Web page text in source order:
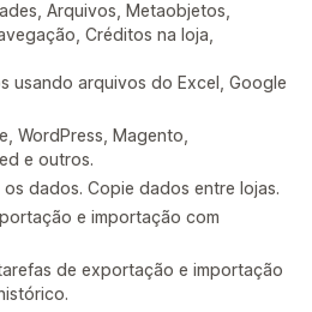
Arquivos, Metaobjetos,
Créditos na loja,
usando arquivos do Excel, Google
WordPress, Magento,
e outros.
dados. Copie dados entre lojas.
e importação com
de exportação e importação